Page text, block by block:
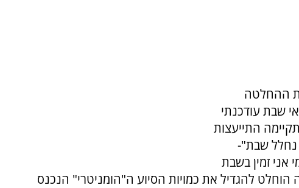
ההחלטה
שבת עודכנתי
התייעצות
נחלל שבת"-
אני זמין בשבת
הוחלט להגדיל את כמויות הסיוע ה"הומניטרי" הנכנס